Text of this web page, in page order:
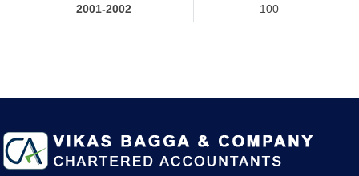
2001-2002 100